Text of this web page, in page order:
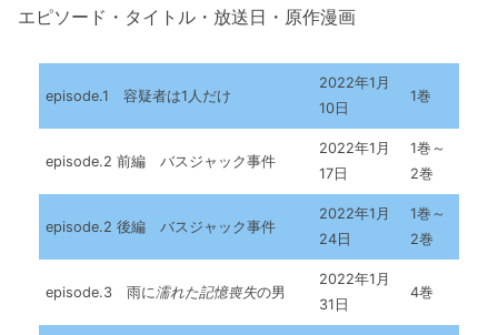
エピソード・タイトル・放送日・原作漫画
episode.1 容疑者は1人だけ
2022年1月
10日
1巻
episode.2 前編 バスジャック事件
2022年1月
17日
1巻～
2巻
episode.2 後編 バスジャック事件
2022年1月
24日
1巻～
2巻
episode.3 雨に濡れた記憶喪失の男
2022年1月
31日
4巻